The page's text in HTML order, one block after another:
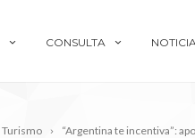
CONSULTA
Turismo “Argentina te incentiva”: